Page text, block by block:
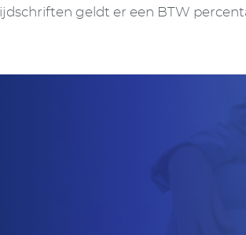
geldt er een BTW